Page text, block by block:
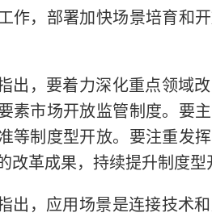
作，部署加快场景培育和
出，要着力深化重点领域
素市场开放监管制度。要
等制度型开放。要注重发
改革成果，持续提升制度型
出，应用场景是连接技术